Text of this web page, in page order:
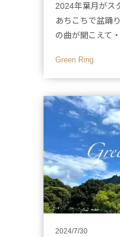
2024年葉月がス
あちこちで盆踊
の曲が聞こえて
Green Ring
2024/7/30